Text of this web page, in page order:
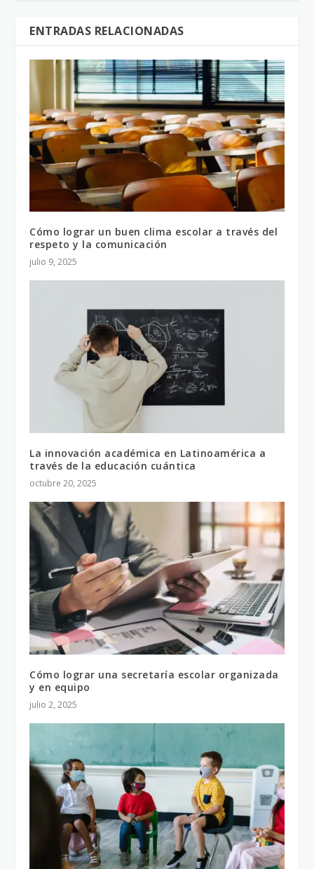
ENTRADAS RELACIONADAS
Cómo lograr un buen clima escolar a través del
respeto y la comunicación
julio 9, 2025
La innovación académica en Latinoamérica a
través de la educación cuántica
octubre 20, 2025
Cómo lograr una secretaría escolar organizada
y en equipo
julio 2, 2025